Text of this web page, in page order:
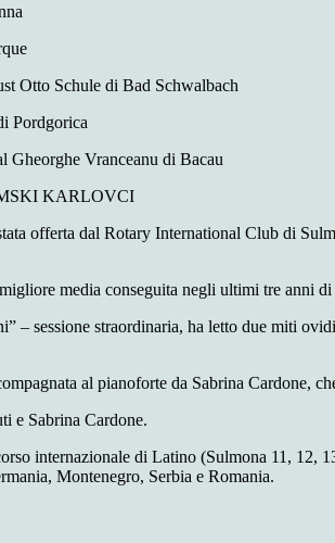
Otto Schule di Bad Schwalbach
Skerovic di Pordgorica
Vranceanu di Bacau
KARLOVCI
offerta dal Rotary International Club di
media conseguita negli ultimi tre anni
– sessione straordinaria, ha letto due miti
al pianoforte da Sabrina Cardone,
e Sabrina Cardone.
internazionale di Latino (Sulmona 11, 12,
Montenegro, Serbia e Romania.